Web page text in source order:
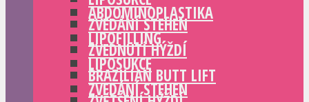
ZVEDÁNÍ STEHEN
ZVEDNUTÍ HÝŽDÍ
BRAZILIAN BUTT LIFT
ABDOMINOPLASTIKA
LIPOFILLING
LIPOSUKCE
ZVEDÁNÍ STEHEN